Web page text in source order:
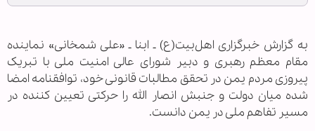
به گزارش خبرگزاری اهل‌بیت(ع) ـ ابنا ـ «علی شمخانی» نماینده
مقام معظم رهبری و دبیر شورای عالی امنیت ملی با تبریک
پیروزی مردم یمن در تحقق مطالبات قانونی خود، توافقنامه امضا
شده میان دولت و جنبش انصار الله را حرکتی تعیین کننده در
مسیر تفاهم ملی در یمن دانست.